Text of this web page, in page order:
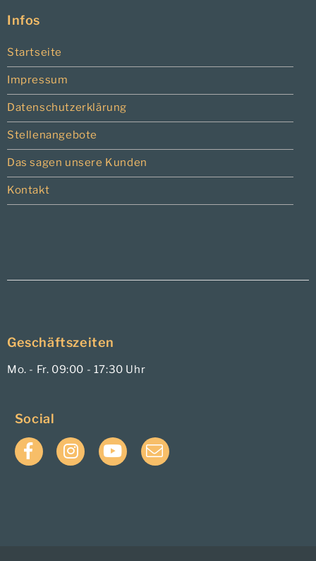
Infos
Startseite
Impressum
Datenschutzerklärung
Stellenangebote
Das sagen unsere Kunden
Kontakt
Geschäftszeiten
Mo. - Fr. 09:00 - 17:30 Uhr
Social
FacebookInstagramYouTubeE-
Mail